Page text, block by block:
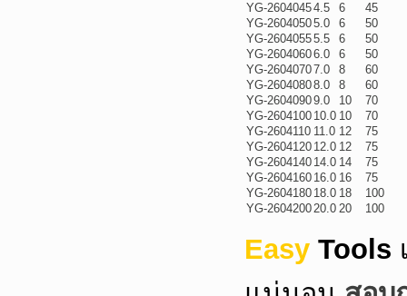
YG-26040454.5 6
45
YG-26040505.0 6
50
YG-26040555.5 6
50
YG-26040606.0 6
50
YG-26040707.0 8
60
YG-26040808.0 8
60
YG-26040909.0 10
70
YG-2604100 10.0 10
70
YG-2604110 11.0 12
75
YG-2604120 12.0 12
75
YG-2604140 14.0 14
75
YG-2604160 16.0 16
75
YG-2604180 18.0 18
100
YG-260420020.0 20 100
Easy Tools